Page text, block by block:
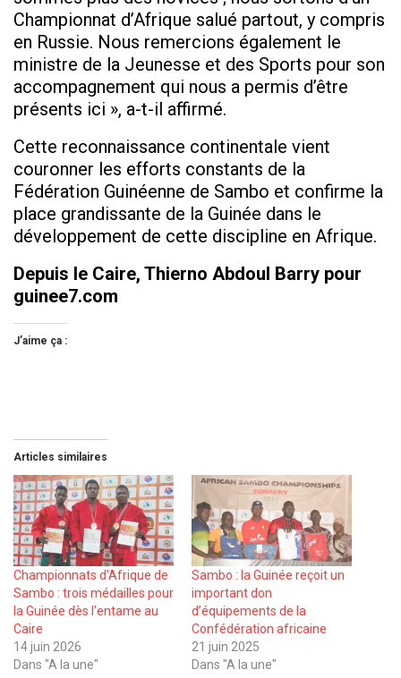
Championnat d’Afrique salué partout, y compris
en Russie. Nous remercions également le
ministre de la Jeunesse et des Sports pour son
accompagnement qui nous a permis d’être
présents ici », a-t-il affirmé.
Cette reconnaissance continentale vient
couronner les efforts constants de la
Fédération Guinéenne de Sambo et confirme la
place grandissante de la Guinée dans le
développement de cette discipline en Afrique.
Depuis le Caire, Thierno Abdoul Barry pour
guinee7.com
J’aime ça :
Articles similaires
Championnats d’Afrique de
Sambo : trois médailles pour
la Guinée dès l’entame au
Caire
14 juin 2026
Dans "A la une"
Sambo : la Guinée reçoit un
important don
d’équipements de la
Confédération africaine
21 juin 2025
Dans "A la une"